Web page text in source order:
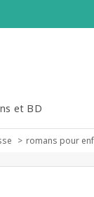
et BD
romans pour